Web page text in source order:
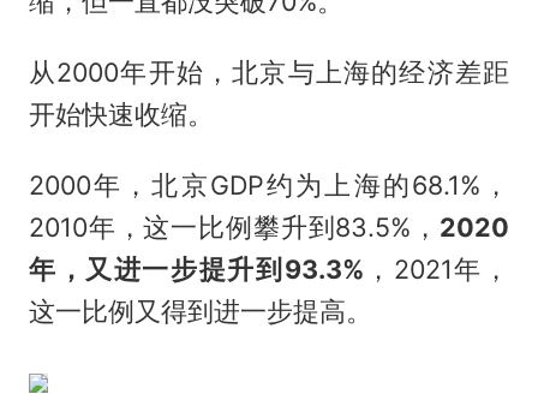
从2000年开始，北京与上海的经济差距
开始快速收缩。
2000年，北京GDP约为上海的68.1%，
2010年，这一比例攀升到83.5%， 2020
年，又进一步提升到93.3% ，2021年，
这一比例又得到进一步提高。